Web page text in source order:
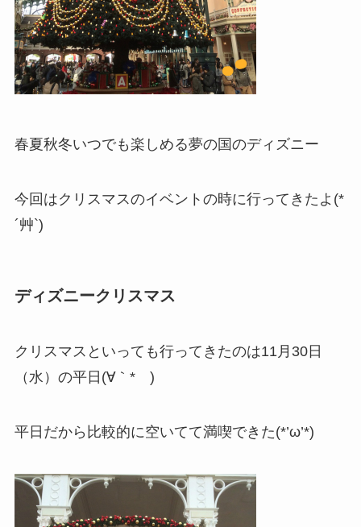
春夏秋冬いつでも楽しめる夢の国のディズニー
今回はクリスマスのイベントの時に行ってきたよ(*
´艸`)
ディズニークリスマス
クリスマスといっても行ってきたのは11月30日
（水）の平日(∀｀*ゞ)
平日だから比較的に空いてて満喫できた(*’ω’*)